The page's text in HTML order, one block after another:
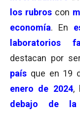
los rubros con
economía. En
laboratorios
destacan por
país que en 19
enero de 2024,
debajo de la